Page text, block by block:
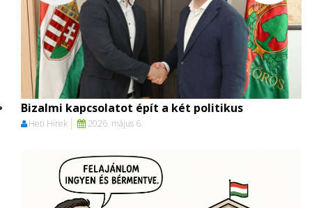
Bizalmi kapcsolatot épít a két politikus
Heti Hírek 2026. május 6.